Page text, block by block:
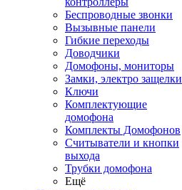
Беспроводные звонки
Вызывные панели
Гибкие переходы
Доводчики
Домофоны, мониторы
Замки, электро защелки
Ключи
Комплектующие
домофона
Комплекты Домофонов
Считыватели и кнопки
выхода
Трубки домофона
Ещё